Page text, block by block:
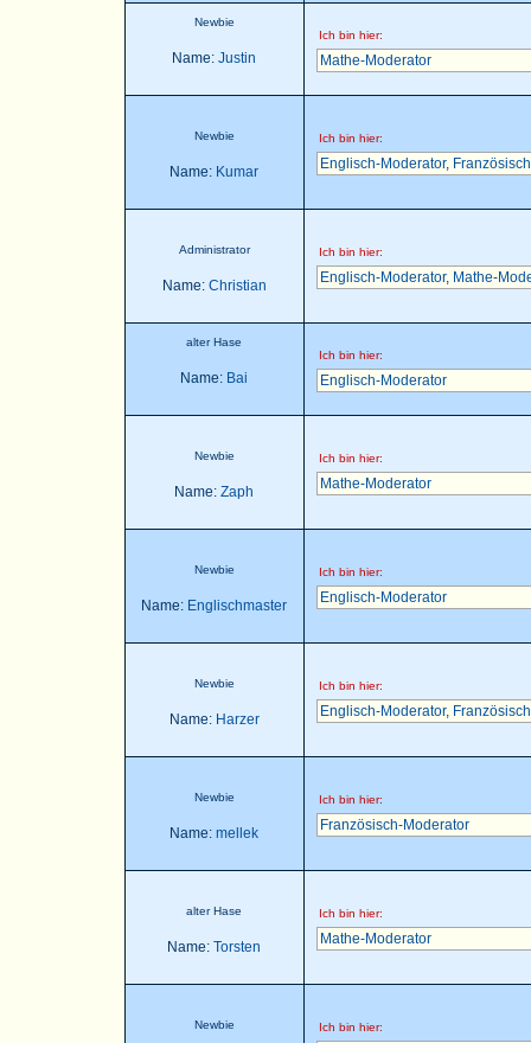
Newbie
Name: Justin
Ich bin hier:
Mathe-Moderator
Newbie
Name: Kumar
Ich bin hier:
Englisch-Moderator,
Administrator
Name: Christian
Ich bin hier:
Englisch-Moderator, Mathe-
alter Hase
Name: Bai
Ich bin hier:
Englisch-Moderator
Newbie
Name: Zaph
Ich bin hier:
Mathe-Moderator
Newbie
Name: Englischmaster
Ich bin hier:
Englisch-Moderator
Newbie
Name: Harzer
Ich bin hier:
Englisch-Moderator,
Newbie
Name: mellek
Ich bin hier:
Französisch-Moderator
alter Hase
Name: Torsten
Ich bin hier:
Mathe-Moderator
Newbie Ich bin hier: